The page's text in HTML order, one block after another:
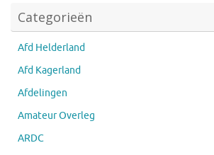
Categorieën
Afd Helderland
Afd Kagerland
Afdelingen
Amateur Overleg
ARDC